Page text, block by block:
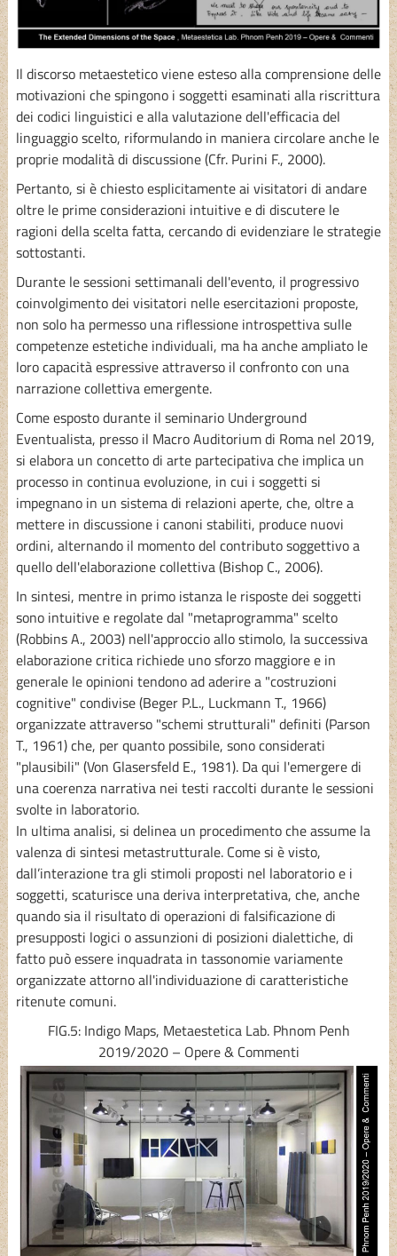
Il discorso metaestetico viene esteso alla comprensione delle
motivazioni che spingono i soggetti esaminati alla riscrittura
dei codici linguistici e alla valutazione dell'efficacia del
linguaggio scelto, riformulando in maniera circolare anche le
proprie modalità di discussione (Cfr. Purini F., 2000).
Pertanto, si è chiesto esplicitamente ai visitatori di andare
oltre le prime considerazioni intuitive e di discutere le
ragioni della scelta fatta, cercando di evidenziare le strategie
sottostanti.
Durante le sessioni settimanali dell'evento, il progressivo
coinvolgimento dei visitatori nelle esercitazioni proposte,
non solo ha permesso una riflessione introspettiva sulle
competenze estetiche individuali, ma ha anche ampliato le
loro capacità espressive attraverso il confronto con una
narrazione collettiva emergente.
Come esposto durante il seminario Underground
Eventualista, presso il Macro Auditorium di Roma nel 2019,
si elabora un concetto di arte partecipativa che implica un
processo in continua evoluzione, in cui i soggetti si
impegnano in un sistema di relazioni aperte, che, oltre a
mettere in discussione i canoni stabiliti, produce nuovi
ordini, alternando il momento del contributo soggettivo a
quello dell'elaborazione collettiva (Bishop C., 2006).
In sintesi, mentre in primo istanza le risposte dei soggetti
sono intuitive e regolate dal "metaprogramma" scelto
(Robbins A., 2003) nell'approccio allo stimolo, la successiva
elaborazione critica richiede uno sforzo maggiore e in
generale le opinioni tendono ad aderire a "costruzioni
cognitive" condivise (Beger P.L., Luckmann T., 1966)
organizzate attraverso "schemi strutturali" definiti (Parson
T., 1961) che, per quanto possibile, sono considerati
"plausibili" (Von Glasersfeld E., 1981). Da qui l'emergere di
una coerenza narrativa nei testi raccolti durante le sessioni
svolte in laboratorio.
In ultima analisi, si delinea un procedimento che assume la
valenza di sintesi metastrutturale. Come si è visto,
dall’interazione tra gli stimoli proposti nel laboratorio e i
soggetti, scaturisce una deriva interpretativa, che, anche
quando sia il risultato di operazioni di falsificazione di
presupposti logici o assunzioni di posizioni dialettiche, di
fatto può essere inquadrata in tassonomie variamente
organizzate attorno all'individuazione di caratteristiche
ritenute comuni.
FIG.5: Indigo Maps, Metaestetica Lab. Phnom Penh
2019/2020 – Opere & Commenti